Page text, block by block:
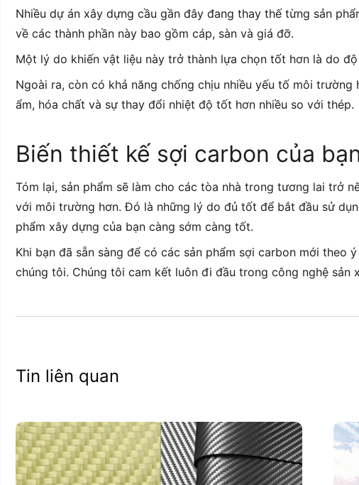
Nhiều dự án xây dựng cầu gần đây đang thay thế từng sản
về các thành phần này bao gồm cáp, sàn và giá đỡ.
Một lý do khiến vật liệu này trở thành lựa chọn tốt hơn là do
Ngoài ra, còn có khả năng chống chịu nhiều yếu tố môi
ẩm, hóa chất và sự thay đổi nhiệt độ tốt hơn nhiều so với thép.
Biến thiết kế sợi carbon của
Tóm lại, sản phẩm sẽ làm cho các tòa nhà trong tương lai trở
với môi trường hơn. Đó là những lý do đủ tốt để bắt đầu sử
phẩm xây dựng của bạn càng sớm càng tốt.
Khi bạn đã sẵn sàng để có các sản phẩm sợi carbon mới theo
chúng tôi. Chúng tôi cam kết luôn đi đầu trong công nghệ sản
Tin liên quan